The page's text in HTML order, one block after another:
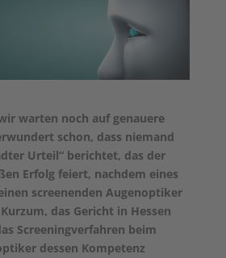
warten noch auf genauere
schon, dass niemand
Urteil“ berichtet, das der
Erfolg feiert, nachdem eines
screenenden Augenoptiker
das Gericht in Hessen
Screeningverfahren beim
dessen Kompetenz